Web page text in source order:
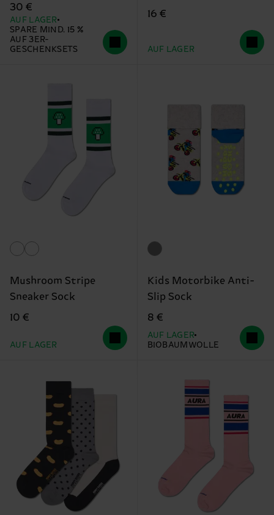
30 €
AUF LAGER
SPARE MIND. 15 %
AUF 3ER-
GESCHENKSETS
16 €
AUF LAGER
Mushroom Stripe
Sneaker Sock
10 €
AUF LAGER
Kids Motorbike Anti-
Slip Sock
8 €
AUF LAGER
BIOBAUMWOLLE